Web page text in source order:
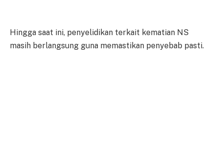
Hingga saat ini, penyelidikan terkait kematian NS
masih berlangsung guna memastikan penyebab pasti.